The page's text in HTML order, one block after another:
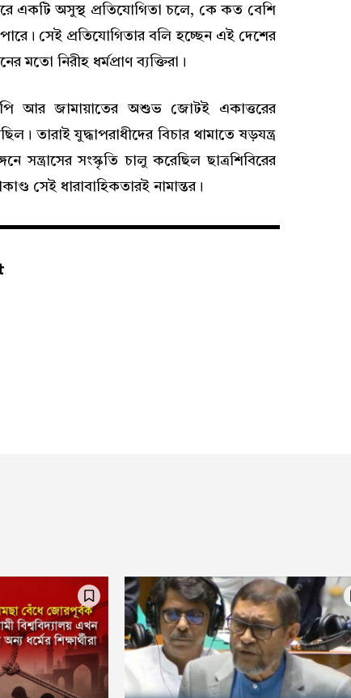
একটি অসুস্থ প্রতিযোগিতা চলে, কে কত বেশি
সেই প্রতিযোগিতার বলি হচ্ছেন এই দেশের
মতো নিরীহ ধর্মপ্রাণ ব্যক্তিরা।
আর জামায়াতের অশুভ জোটই একাত্তরের
তারাই যুদ্ধাপরাধীদের বিচার থামাতে ষড়যন্ত্র
সন্ত্রাসের সংস্কৃতি চালু করেছিল ছাত্রশিবিরের
সেই ধারাবাহিকতারই নামান্তর।